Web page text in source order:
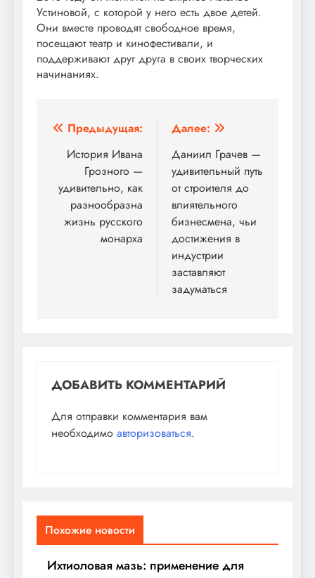
Устиновой, с которой у него есть двое детей.
Они вместе проводят свободное время,
посещают театр и кинофестивали, и
поддерживают друг друга в своих творческих
начинаниях.
Навигация
по
записям
Предыдущая:
История Ивана
Грозного —
удивительно, как
разнообразна
жизнь русского
монарха
Далее:
Даниил Грачев —
удивительный путь
от строителя до
влиятельного
бизнесмена, чьи
достижения в
индустрии
заставляют
задуматься
ДОБАВИТЬ КОММЕНТАРИЙ
Для отправки комментария вам
необходимо авторизоваться.
Похожие новости
Ихтиоловая мазь: применение для